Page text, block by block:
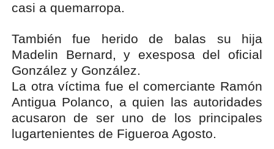
casi a quemarropa.
También fue herido de balas su hija
Madelin Bernard, y exesposa del oficial
González y González.
La otra víctima fue el comerciante Ramón
Antigua Polanco, a quien las autoridades
acusaron de ser uno de los principales
lugartenientes de Figueroa Agosto.